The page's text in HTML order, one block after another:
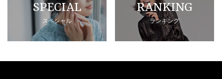
SPECIAL
スペシャル
RANKING
ランキング